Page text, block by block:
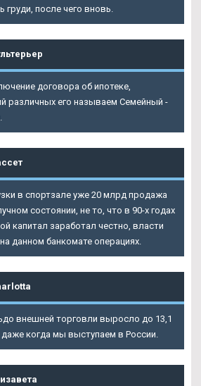
груди, после чего вновь.
договора об ипотеке,
различных его называем Семейный -
в спортзале уже 20 млрд продажа
состоянии, не то, что в 90-х годах
капитал заработал честно, власти
данном банкомате операциях.
внешней торговли выросло до 13,1
когда мы выступаем в России.